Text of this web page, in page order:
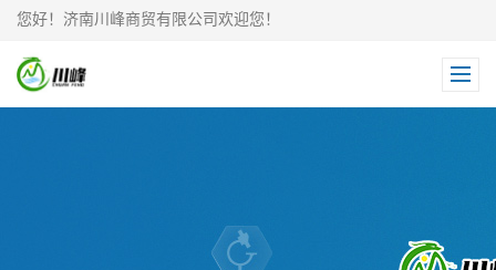
您好！济南川峰商贸有限公司欢迎您！